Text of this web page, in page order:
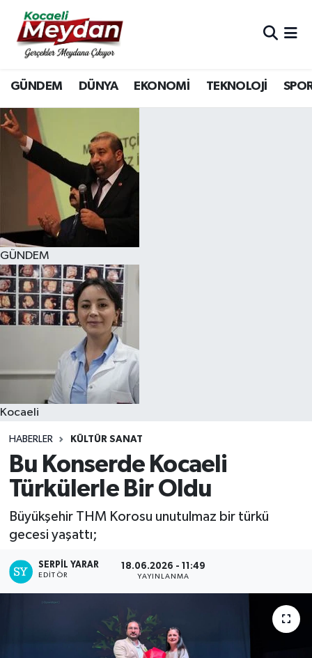
GÜNDEM DÜNYA EKONOMİ TEKNOLOJİ
GÜNDEM
Kocaeli
HABERLER KÜLTÜR SANAT
Bu Konserde Kocaeli
Türkülerle Bir Oldu
Büyükşehir THM Korosu unutulmaz bir türkü
gecesi yaşattı;
SERPİL YARAR
EDITÖR
18.06.2026 - 11:49
YAYINLANMA
Nöbetçi Eczaneler
Hava Durumu
Trafik Durumu
Süper Lig Puan Durumu ve Fikstür
Tüm Manşetler
Son Dakika Haberleri
Haber Arşivi